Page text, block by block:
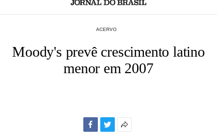
ACERVO
Moody's prevê crescimento latino
menor em 2007